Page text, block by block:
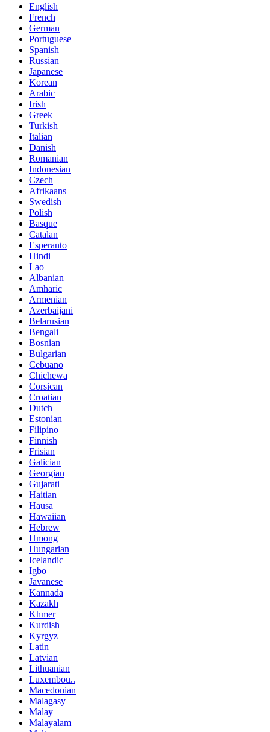
English
French
German
Portuguese
Spanish
Russian
Japanese
Korean
Arabic
Irish
Greek
Turkish
Italian
Danish
Romanian
Indonesian
Czech
Afrikaans
Swedish
Polish
Basque
Catalan
Esperanto
Hindi
Lao
Albanian
Amharic
Armenian
Azerbaijani
Belarusian
Bengali
Bosnian
Bulgarian
Cebuano
Chichewa
Corsican
Croatian
Dutch
Estonian
Filipino
Finnish
Frisian
Galician
Georgian
Gujarati
Haitian
Hausa
Hawaiian
Hebrew
Hmong
Hungarian
Icelandic
Igbo
Javanese
Kannada
Kazakh
Khmer
Kurdish
Kyrgyz
Latin
Latvian
Lithuanian
Luxembou..
Macedonian
Malagasy
Malay
Malayalam